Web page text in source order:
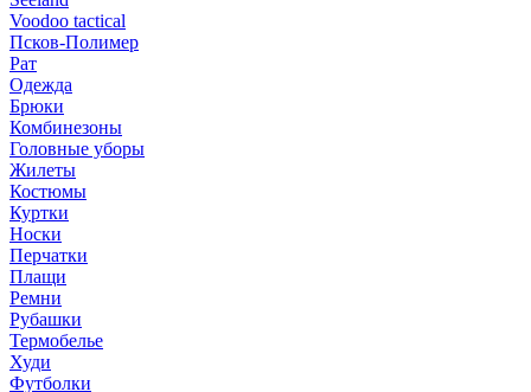
Voodoo tactical
Псков-Полимер
Рат
Одежда
Брюки
Комбинезоны
Головные уборы
Жилеты
Костюмы
Куртки
Носки
Перчатки
Плащи
Ремни
Рубашки
Термобелье
Худи
Футболки